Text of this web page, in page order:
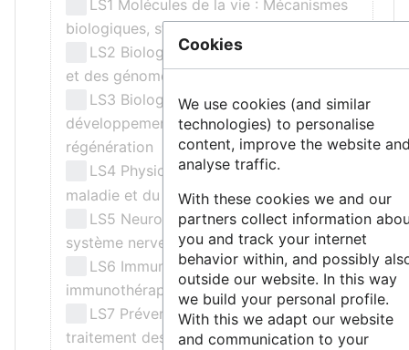
LS1 Molécules de la vie : Mécanismes
biologiques, structures et fonctions
LS2 Biologie intégrative : des gènes
et des génomes aux systèmes
LS3 Biologie cellulaire,
développement, cellules souches et
régénération
LS4 Physiologie de la santé, de la
maladie et du vieillissement
LS5 Neurosciences et troubles du
système nerveux
LS6 Immunité, infection et
immunothérapie
LS7 Prévention, diagnostic et
traitement des maladies humaines
Cookies
We use cookies (and similar
technologies) to personalise
content, improve the website
analyse traffic.
With these cookies we and our
partners collect information
you and track your internet
behavior within, and possibly
outside our website. In this way
we build your personal profile.
With this we adapt our website
and communication to your